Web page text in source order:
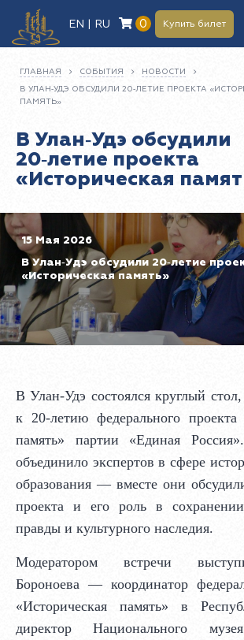
EN | RU 0 Купить билет
ГЛАВНАЯ СОБЫТИЯ
НОВОСТИ
В УЛАН‑УДЭ ОБСУДИЛИ 20‑ЛЕТИЕ ПРОЕКТА
ПАМЯТЬ»
В Улан‑Удэ обсудили
20‑летие проекта
«Историческая
15 Мая 2026
В Улан‑Удэ обсудили 20‑летие
«Историческая память»
В Улан‑Удэ состоялся круглый
к 20‑летию федерального проекта
память» партии «Единая
объединило экспертов в сфере
образования — вместе они
проекта и его роль в сохранении
правды и культурного наследия.
Модератором встречи
Бороноева — координатор
«Историческая память» в
директор Национального